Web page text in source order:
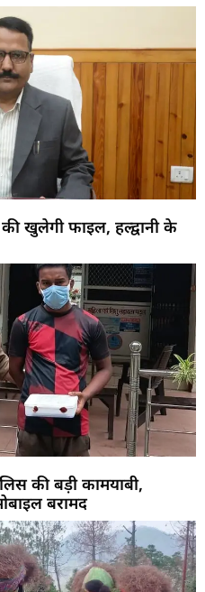
खुलेगी फाइल, हल्द्वानी के
की बड़ी कामयाबी,
बरामद